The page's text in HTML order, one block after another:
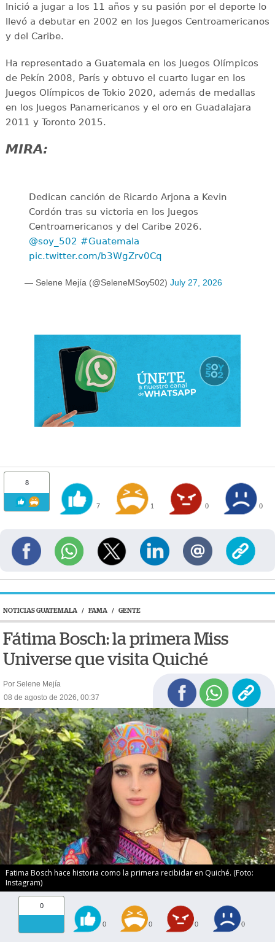
Inició a jugar a los 11 años y su pasión por el deporte lo
llevó a debutar en 2002 en los Juegos Centroamericanos
y del Caribe.
Ha representado a Guatemala en los Juegos Olímpicos
de Pekín 2008, París y obtuvo el cuarto lugar en los
Juegos Olímpicos de Tokio 2020, además de medallas
en los Juegos Panamericanos y el oro en Guadalajara
2011 y Toronto 2015.
MIRA:
Dedican canción de Ricardo Arjona a Kevin
Cordón tras su victoria en los Juegos
Centroamericanos y del Caribe 2026.
@soy_502 #Guatemala
pic.twitter.com/b3WgZrv0Cq
— Selene Mejía (@SeleneMSoy502) July 27, 2026
8
7 1 0 0
NOTICIAS GUATEMALA / FAMA / GENTE
Fátima Bosch: la primera Miss
Universe que visita Quiché
Por Selene Mejía
08 de agosto de 2026, 00:37
Fatima Bosch hace historia como la primera recibidar en Quiché. (Foto:
Instagram)
0
0 0 0 0